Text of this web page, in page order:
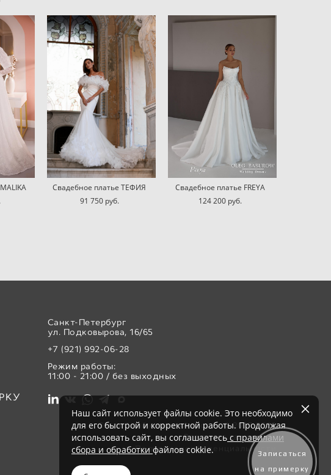
Свадебное платье ТЕФИЯ
91 750 pуб.
Свадебное платье FREYA
124 200 pуб.
Санкт-Петербург
ул. Подковырова, 16/65
+7 (921) 992-06-28
Режим работы:
11:00 - 21:00 / без выходных
Свадебный салон «Аврора» © 2017-2026
Все права защищены
Политика конфиденциальности
Наш сайт использует файлы cookie. Это необходимо
для его быстрой и корректной работы. Продолжая
использовать сайт, вы соглашаетесь с правилами
сбора и обработки файлов cokkie.
Записаться
на примерку